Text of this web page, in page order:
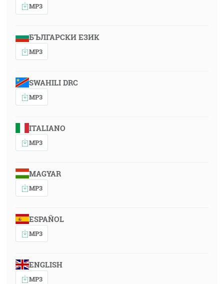
MP3
БЪЛГАРСКИ ЕЗИК
MP3
SWAHILI DRC
MP3
ITALIANO
MP3
MAGYAR
MP3
ESPAÑOL
MP3
ENGLISH
MP3